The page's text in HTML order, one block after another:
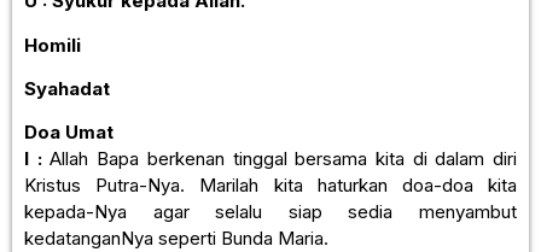
Homili
Syahadat
Doa Umat
I :Allah Bapa berkenan tinggal bersama kita di dalam diri
Kristus Putra-Nya. Marilah kita haturkan doa-doa kita
kepada-Nya agar selalu siap sedia menyambut
kedatangan­Nya seperti Bunda Maria.